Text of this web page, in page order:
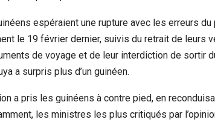
espéraient une rupture avec les erreurs du
le 19 février dernier, suivis du retrait de leurs
de voyage et de leur interdiction de sortir
a surpris plus d’un guinéen.
a pris les guinéens à contre pied, en
les ministres les plus critiqués par